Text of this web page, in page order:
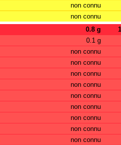
non connu
non connu
0.8 g
0.1 g
non connu
non connu
non connu
non connu
non connu
non connu
non connu
non connu
non connu